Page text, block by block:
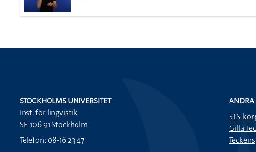
STOCKHOLMS UNIVERSITET
Inst. för lingvistik
SE-106 91 Stockholm
Telefon: 08-16 23 47
ANDRA
STS-
Gilla